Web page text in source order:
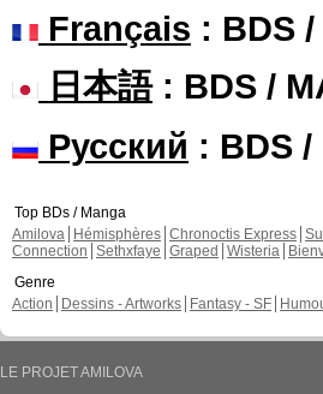
Français : BDS
日本語: BDS /
Русский : BDS /
Top BDs / Manga
Amilova
Hémisphères Chronoctis Express
Connection Sethxfaye Graped Wisteria
Genre
Action
Dessins - Artworks Fantasy - SF
LE PROJET AMILOVA